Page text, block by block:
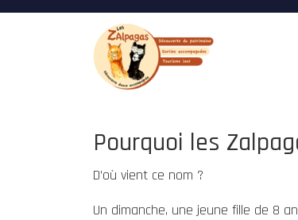
Pourquoi les
D’où vient ce nom ?
Un dimanche, une jeune fille de 8